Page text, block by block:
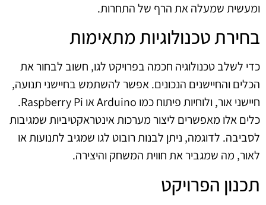
ומעשית שמעלה את הרף של התחרות.
בחירת טכנולוגיות מתאימות
כדי לשלב טכנולוגיה חכמה בפרויקט לגו, חשוב לבחור את
הכלים והחיישנים הנכונים. אפשר להשתמש בחיישני תנועה,
חיישני אור, ולוחיות פיתוח כמו Arduino או Raspberry Pi.
כלים אלו מאפשרים ליצור מערכות אינטראקטיביות שמגיבות
לסביבה. לדוגמה, ניתן לבנות רובוט לגו שמגיב לתנועות או
לאור, מה שמגביר את חווית המשחק והיצירה.
תכנון הפרויקט